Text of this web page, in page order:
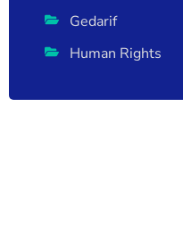
Gedarif
Human Rights